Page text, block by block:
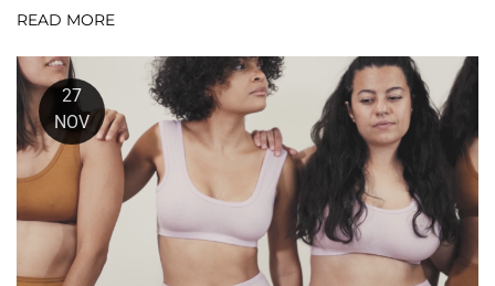
READ MORE
27
NOV